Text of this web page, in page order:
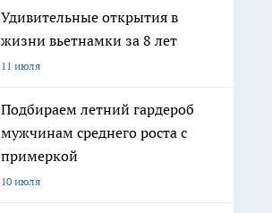
Удивительные открытия в
жизни вьетнамки за 8 лет
11 июля
Подбираем летний гардероб
мужчинам среднего роста с
примеркой
10 июля